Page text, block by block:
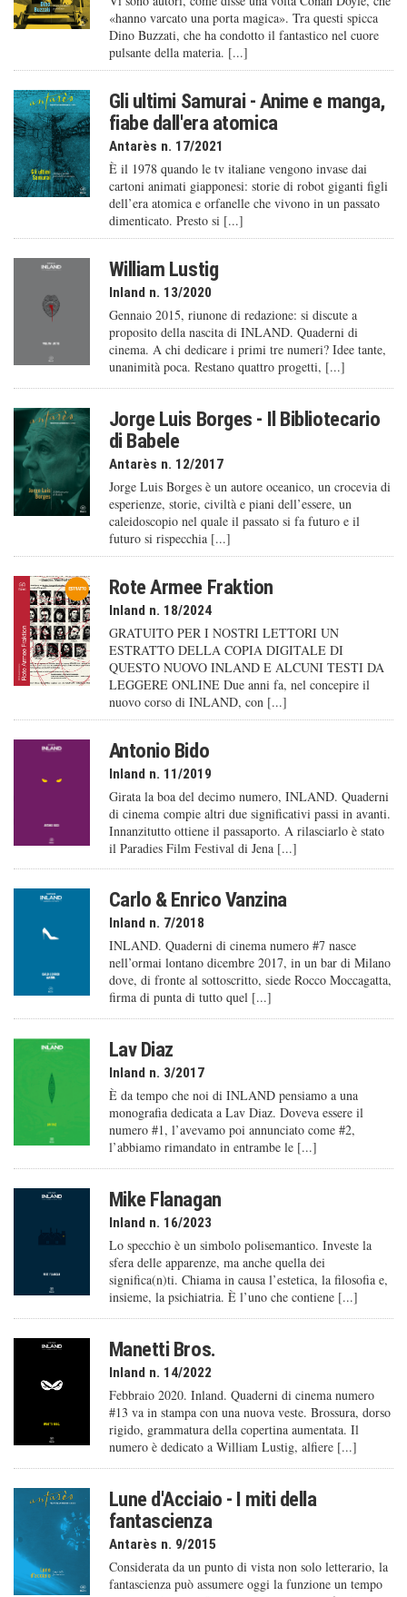
«hanno varcato una porta magica». Tra questi spicca
Dino Buzzati, che ha condotto il fantastico nel cuore
pulsante della materia. [...]
Gli ultimi Samurai - Anime e manga,
fiabe dall'era atomica
Antarès n. 17/2021
È il 1978 quando le tv italiane vengono invase dai
cartoni animati giapponesi: storie di robot giganti figli
dell’era atomica e orfanelle che vivono in un passato
dimenticato. Presto si [...]
William Lustig
Inland n. 13/2020
Gennaio 2015, riunone di redazione: si discute a
proposito della nascita di INLAND. Quaderni di
cinema. A chi dedicare i primi tre numeri? Idee tante,
unanimità poca. Restano quattro progetti, [...]
Jorge Luis Borges - Il Bibliotecario
di Babele
Antarès n. 12/2017
Jorge Luis Borges è un autore oceanico, un crocevia di
esperienze, storie, civiltà e piani dell’essere, un
caleido­scopio nel quale il passato si fa futuro e il
futuro si rispecchia [...]
Rote Armee Fraktion
Inland n. 18/2024
GRATUITO PER I NOSTRI LETTORI UN
ESTRATTO DELLA COPIA DIGITALE DI
QUESTO NUOVO INLAND E ALCUNI TESTI DA
LEGGERE ONLINE Due anni fa, nel concepire il
nuovo corso di INLAND, con [...]
Antonio Bido
Inland n. 11/2019
Girata la boa del decimo numero, INLAND. Quaderni
di cinema compie altri due significativi passi in avanti.
Innanzitutto ottiene il passaporto. A rilasciarlo è stato
il Paradies Film Festival di Jena [...]
Carlo & Enrico Vanzina
Inland n. 7/2018
INLAND. Quaderni di cinema numero #7 nasce
nell’ormai lontano dicembre 2017, in un bar di Milano
dove, di fronte al sottoscritto, siede Rocco Moccagatta,
firma di punta di tutto quel [...]
Lav Diaz
Inland n. 3/2017
È da tempo che noi di INLAND pensiamo a una
monografia dedicata a Lav Diaz. Doveva essere il
numero #1, l’avevamo poi annunciato come #2,
l’abbiamo rimandato in entrambe le [...]
Mike Flanagan
Inland n. 16/2023
Lo specchio è un simbolo polisemantico. Investe la
sfera delle apparenze, ma anche quella dei
significa(n)ti. Chiama in causa l’estetica, la filosofia e,
insieme, la psichiatria. È l’uno che contiene [...]
Manetti Bros.
Inland n. 14/2022
Febbraio 2020. Inland. Quaderni di cinema numero
#13 va in stampa con una nuova veste. Brossura, dorso
rigido, grammatura della copertina aumentata. Il
numero è dedicato a William Lustig, alfiere [...]
Lune d'Acciaio - I miti della
fantascienza
Antarès n. 9/2015
Considerata da un punto di vista non solo letterario, la
fantascienza può assumere oggi la funzione un tempo